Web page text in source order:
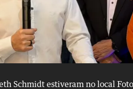
Schmidt estiveram no local